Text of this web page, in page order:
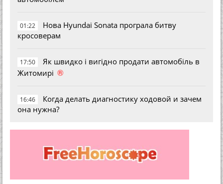
01:22
Нова Hyundai Sonata програла битву
кросоверам
17:50
Як швидко і вигідно продати автомобіль в
Житомирі ®
16:46
Когда делать диагностику ходовой и зачем
она нужна?